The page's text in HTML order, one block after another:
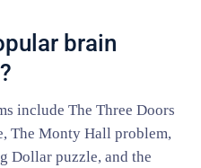
brain
include The Three Doors
The Monty Hall problem,
Dollar puzzle, and the